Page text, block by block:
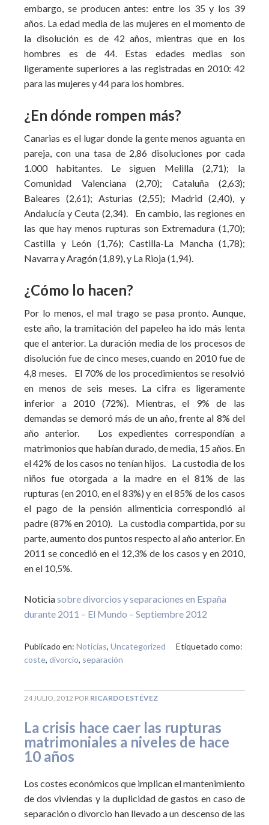
embargo, se producen antes: entre los 35 y los 39
años. La edad media de las mujeres en el momento de
la disolución es de 42 años, mientras que en los
hombres es de 44. Estas edades medias son
ligeramente superiores a las registradas en 2010: 42
para las mujeres y 44 para los hombres.
¿En dónde rompen más?
Canarias es el lugar donde la gente menos aguanta en
pareja, con una tasa de 2,86 disoluciones por cada
1.000 habitantes. Le siguen Melilla (2,71); la
Comunidad Valenciana (2,70); Cataluña (2,63);
Baleares (2,61); Asturias (2,55); Madrid (2,40), y
Andalucía y Ceuta (2,34). En cambio, las regiones en
las que hay menos rupturas son Extremadura (1,70);
Castilla y León (1,76); Castilla-La Mancha (1,78);
Navarra y Aragón (1,89), y La Rioja (1,94).
¿Cómo lo hacen?
Por lo menos, el mal trago se pasa pronto. Aunque,
este año, la tramitación del papeleo ha ido más lenta
que el anterior. La duración media de los procesos de
disolución fue de cinco meses, cuando en 2010 fue de
4,8 meses. El 70% de los procedimientos se resolvió
en menos de seis meses. La cifra es ligeramente
inferior a 2010 (72%). Mientras, el 9% de las
demandas se demoró más de un año, frente al 8% del
año anterior. Los expedientes correspondían a
matrimonios que habían durado, de media, 15 años. En
el 42% de los casos no tenían hijos. La custodia de los
niños fue otorgada a la madre en el 81% de las
rupturas (en 2010, en el 83%) y en el 85% de los casos
el pago de la pensión alimenticia correspondió al
padre (87% en 2010). La custodia compartida, por su
parte, aumento dos puntos respecto al año anterior. En
2011 se concedió en el 12,3% de los casos y en 2010,
en el 10,5%.
Noticiasobre divorcios y separaciones en España
durante 2011 – El Mundo – Septiembre 2012
Publicado en: Noticias, Uncategorized
Etiquetado como:
coste, divorcio, separación
24 JULIO, 2012 POR RICARDO ESTÉVEZ
La crisis hace caer las rupturas
matrimoniales a niveles de hace
10 años
Los costes económicos que implican el mantenimiento
de dos viviendas y la duplicidad de gastos en caso de
separación o divorcio han llevado a un descenso de las